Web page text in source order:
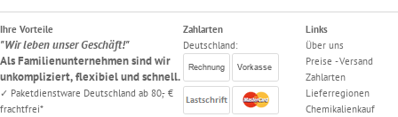
Ihre Vorteile
"Wir leben unser Geschäft!"
Als Familienunternehmen sind wir
unkompliziert, flexibiel und schnell.
✓ Paketdienstware Deutschland ab 80,- €
frachtfrei*
Zahlarten
Deutschland:
Links
Über uns
Preise - Versand
Zahlarten
Lieferregionen
Chemikalienkauf